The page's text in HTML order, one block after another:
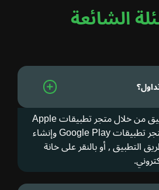
الشائعة
تستطيع تحميل التطبيق من خلال متجر تطبيقات Apple
Store أو عن طريق متجر تطبيقات Google Play وإنشاء
, أو بالنقر على خانة